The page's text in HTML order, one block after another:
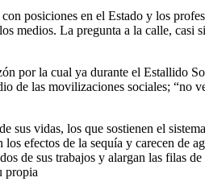
posiciones en el Estado y los
medios. La pregunta a la calle, casi
por la cual ya durante el Estallido
las movilizaciones sociales; “no
sus vidas, los que sostienen el
efectos de la sequía y carecen de
de sus trabajos y alargan las filas
propia